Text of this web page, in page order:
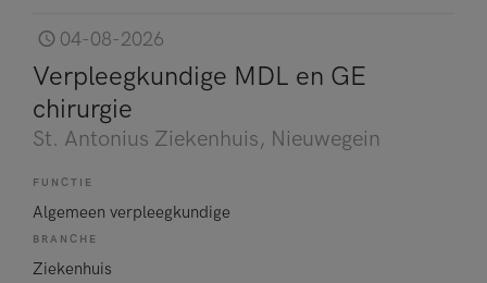
04-08-2026
Verpleegkundige MDL en GE
chirurgie
St. Antonius Ziekenhuis, Nieuwegein
FUNCTIE
Algemeen verpleegkundige
BRANCHE
Ziekenhuis